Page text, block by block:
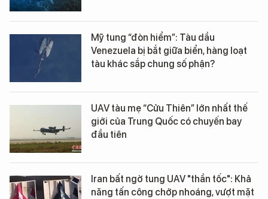
Mỹ tung “đòn hiểm”: Tàu dầu
Venezuela bị bắt giữa biển, hàng loạt
tàu khác sắp chung số phận?
UAV tàu mẹ “Cửu Thiên” lớn nhất thế
giới của Trung Quốc có chuyến bay
đầu tiên
Iran bất ngờ tung UAV "thần tốc": Khả
năng tấn công chớp nhoáng, vượt mặt